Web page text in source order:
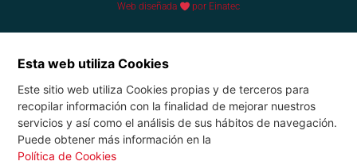
Web diseñada por Einatec
Esta web utiliza Cookies
Este sitio web utiliza Cookies propias y de terceros para
recopilar información con la finalidad de mejorar nuestros
servicios y así como el análisis de sus hábitos de navegación.
Puede obtener más información en la
Política de Cookies